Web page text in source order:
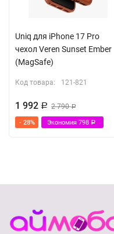
Uniq для iPhone 17 Pro
чехол Veren Sunset Ember
(MagSafe)
Код товара: 121-821
1 992 Р 2 790Р
- 28% Экономия 798 Р